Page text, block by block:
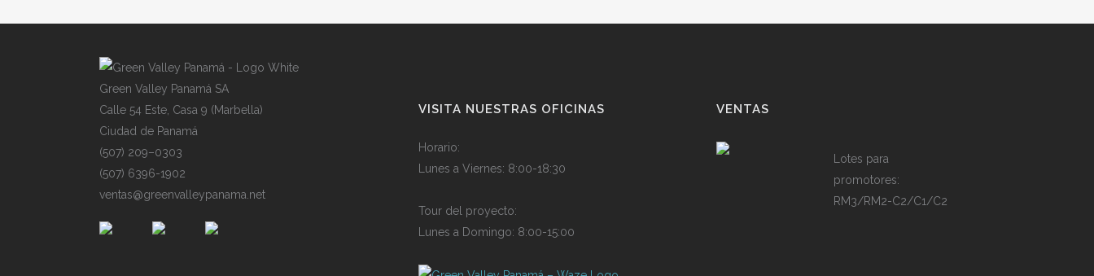
Green Valley Panamá SA
Calle 54 Este, Casa 9 (Marbella)
Ciudad de Panamá
(507) 209–0303
(507) 6396-1902
ventas@greenvalleypanama.net
VISITA NUESTRAS OFICINAS
Horario:
Lunes a Viernes: 8:00-18:30
Tour del proyecto:
Lunes a Domingo: 8:00-15:00
VENTAS
Lotes para
promotores:
RM3/RM2-C2/C1/C2